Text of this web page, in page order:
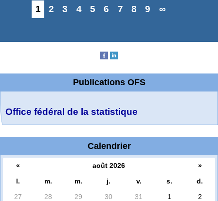
1 2 3 4 5 6 7 8 9 ∞
Publications OFS
Office fédéral de la statistique
Calendrier
« août 2026
»
l.
m. m. j. v. s.
d.
27
28 29 30 31 1 2